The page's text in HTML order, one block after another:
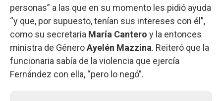
personas” a las que en su momento les pidió ayuda
“y que, por supuesto, tenían sus intereses con él”,
como su secretaria María Cantero y la entonces
ministra de GéneroAyelén Mazzina. Reiteró que la
funcionaria sabía de la violencia que ejercía
Fernández con ella, “pero lo negó”.